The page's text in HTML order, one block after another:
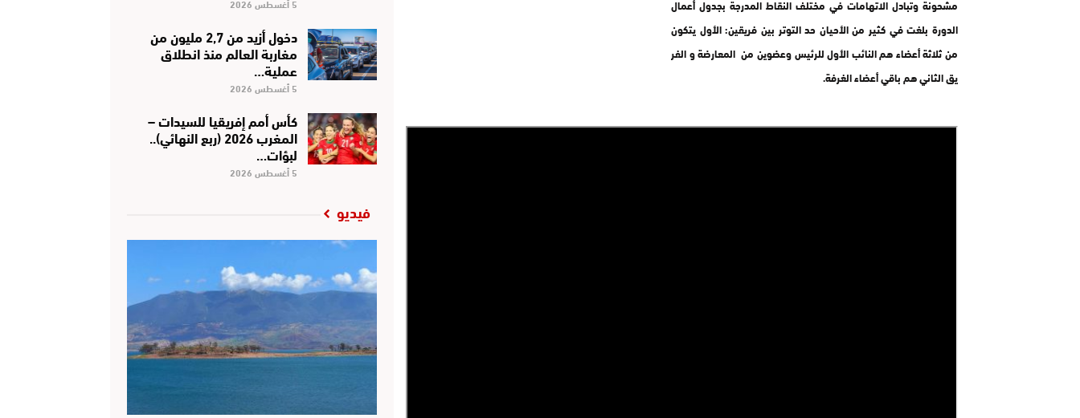
مشحونة وتبادل الاتهامات في مختلف النقاط المدرجة بجدول أعمال
الدورة بلغت في كثير من الأحيان حد التوتر بين فريقين: الأول يتكون
من ثلاثة أعضاء هم النائب الأول للرئيس وعضوين من المعارضة و الفر
يق الثاني هم باقي أعضاء الغرفة.
دخول أزيد من 2,7 مليون من
مغاربة العالم منذ انطلاق
عملية…
5 أغسطس 2026
كأس أمم إفريقيا للسيدات –
المغرب 2026 (ربع النهائي)..
لبؤات…
5 أغسطس 2026
فيديو